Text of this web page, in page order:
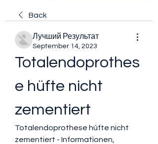
Back
Лучший Результат
September 14, 2023
Totalendoprothes
e hüfte nicht
zementiert
Totalendoprothese hüfte nicht
zementiert - Informationen,